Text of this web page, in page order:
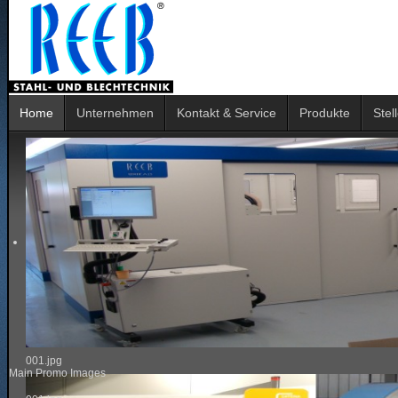
Home Unternehmen Kontakt & Service Produkte
001.jpg
Main Promo Images